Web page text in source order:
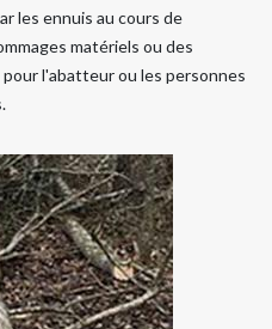
les ennuis au cours de
matériels ou des
l'abatteur ou les personnes